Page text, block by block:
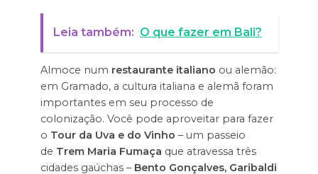
Leia também: O que fazer em Bali?
Almoce num restaurante italiano ou alemão:
em Gramado, a cultura italiana e alemã foram
importantes em seu processo de
colonização. Você pode aproveitar para fazer
o Tour da Uva e do Vinho – um passeio
de Trem Maria Fumaça que atravessa três
cidades gaúchas – Bento Gonçalves, Garibaldi